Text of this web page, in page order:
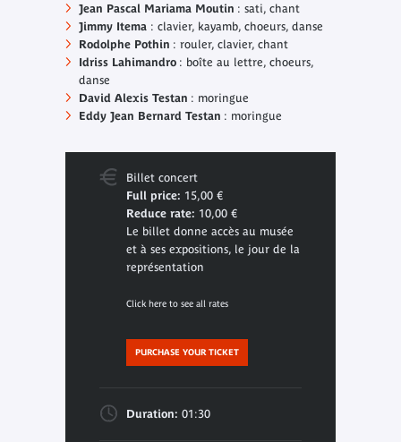
Jean Pascal Mariama Moutin : sati, chant
Jimmy Itema : clavier, kayamb, choeurs, danse
Rodolphe Pothin : rouler, clavier, chant
Idriss Lahimandro: boîte au lettre, choeurs,
danse
David Alexis Testan : moringue
Eddy Jean Bernard Testan : moringue
Billet concert
Full price: 15,00 €
Reduce rate: 10,00 €
Le billet donne accès au musée
et à ses expositions, le jour de la
représentation
Click here to see all rates
PURCHASE YOUR TICKET
Duration: 01:30